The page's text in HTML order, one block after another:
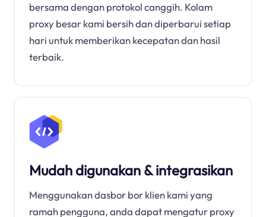
bersama dengan protokol canggih. Kolam
proxy besar kami bersih dan diperbarui setiap
hari untuk memberikan kecepatan dan hasil
terbaik.
Mudah digunakan & integrasikan
Menggunakan dasbor bor klien kami yang
ramah pengguna, anda dapat mengatur proxy